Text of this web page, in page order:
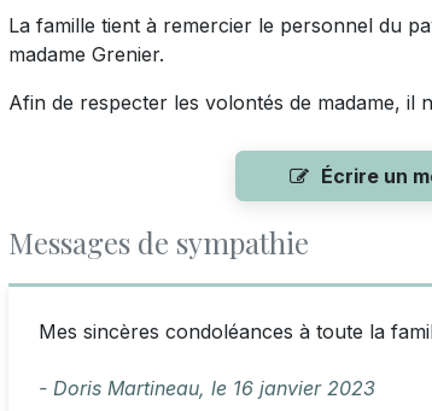
La famille tient à remercier le personnel du
madame Grenier.
Afin de respecter les volontés de madame, il
Écrire un
Messages de sympathie
Mes sincères condoléances à toute la
- Doris Martineau, le 16 janvier 2023